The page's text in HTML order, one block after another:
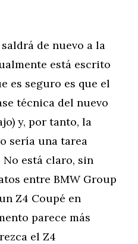
de nuevo a la
está escrito
es seguro es que el
técnica del nuevo
y, por tanto, la
sería una tarea
está claro, sin
entre BMW Group
Z4 Coupé en
parece más
el Z4